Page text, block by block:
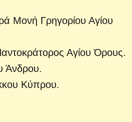
Μονή Γρηγορίου Αγίου
Αγίου Όρους.
Άνδρου.
Κύπρου.